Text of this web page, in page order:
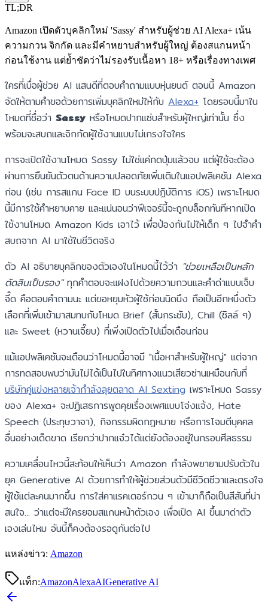
TL;DR
Amazon เปิดตัวบุคลิกใหม่ 'Sassy' สำหรับผู้ช่วย AI Alexa+ เน้น
ความกวน จิกกัด และมีคำหยาบสำหรับผู้ใหญ่ ต้องสแกนหน้า
ก่อนใช้งาน แต่ย้ำชัดว่าไม่รองรับเนื้อหา 18+ หรือเรื่องทางเพศ
ใครที่เบื่อผู้ช่วย AI แสนดีที่ตอบคำถามแบบหุ่นยนต์ ตอนนี้ Amazon
จัดให้ตามคำขอด้วยการเพิ่มบุคลิกใหม่ให้กับ Alexa+ โดยรอบนี้มาใน
โหมดที่ชื่อว่า Sassy หรือโหมดปากแซ่บสำหรับผู้ใหญ่เท่านั้น ซึ่ง
พร้อมจะสบถและจิกกัดผู้ใช้งานแบบไม่เกรงใจใคร
การจะเปิดใช้งานโหมด Sassy ไม่ใช่แค่กดปุ่มแล้วจบ แต่ผู้ใช้จะต้อง
ผ่านการยืนยันตัวตนด้านความปลอดภัยเพิ่มเติมในแอปพลิเคชัน Alexa
ก่อน (เช่น การสแกน Face ID บนระบบปฏิบัติการ iOS) เพราะโหมด
นี้มีการใช้คำหยาบคาย และแน่นอนว่าฟีเจอร์นี้จะถูกบล็อกทันทีหากเปิด
ใช้งานโหมด Amazon Kids เอาไว้ เพื่อป้องกันไม่ให้เด็ก ๆ ไปจำคำ
สบถจาก AI มาใช้ในชีวิตจริง
ตัว AI อธิบายบุคลิกของตัวเองในโหมดนี้ไว้ว่า "ช่วยเหลือเป็นหลัก
ตัดสินเป็นรอง"ทุกคำตอบจะแฝงไปด้วยความกวนและคำด่าแบบเจ็บ
จี๊ด คือตอบคำถามนะ แต่ขอหยุมหัวผู้ใช้ก่อนนิดนึง ถือเป็นอีกหนึ่งตัว
เลือกที่เพิ่มเข้ามาสมทบกับโหมด Brief (สั้นกระชับ), Chill (ชิลล์ ๆ)
และ Sweet (หวานเจี๊ยบ) ที่เพิ่งเปิดตัวไปเมื่อเดือนก่อน
แม้แอปพลิเคชันจะเตือนว่าโหมดนี้อาจมี "เนื้อหาสำหรับผู้ใหญ่" แต่จาก
การทดสอบพบว่ามันไม่ได้เป็นไปในทิศทางแนวเสียวซ่านเหมือนกับที่
บริษัทคู่แข่งหลายเจ้ากำลังลุยตลาด AI Sexting เพราะโหมด Sassy
ของ Alexa+ จะปฏิเสธการพูดคุยเรื่องเพศแบบโจ่งแจ้ง, Hate
Speech (ประทุษวาจา), กิจกรรมผิดกฎหมาย หรือการโจมตีบุคคล
อื่นอย่างเด็ดขาด เรียกว่าปากแจ๋วได้แต่ยังต้องอยู่ในกรอบศีลธรรม
ความเคลื่อนไหวนี้สะท้อนให้เห็นว่า Amazon กำลังพยายามปรับตัวใน
ยุค Generative AI ด้วยการทำให้ผู้ช่วยส่วนตัวมีชีวิตชีวาและตรงใจ
ผู้ใช้แต่ละคนมากขึ้น การใส่คาแรคเตอร์กวน ๆ เข้ามาก็ถือเป็นสีสันที่น่า
สนใจ... ว่าแต่จะมีใครยอมสแกนหน้าตัวเอง เพื่อเปิด AI ขึ้นมาด่าตัว
เองเล่นไหม อันนี้ก็คงต้องรอดูกันต่อไป
แหล่งข่าว: Amazon
แท็ก:AmazonAlexaAIGenerative AI